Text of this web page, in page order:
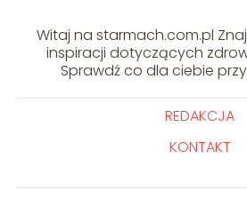
Witaj na starmach.com.pl
inspiracji dotyczących
Sprawdź co dla ciebie
REDAKCJA
KONTAKT